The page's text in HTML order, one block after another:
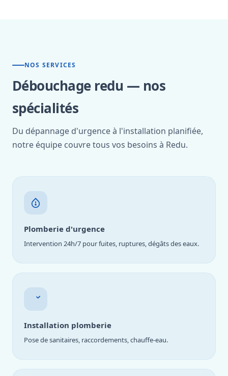
NOS SERVICES
Débouchage redu — nos
spécialités
Du dépannage d'urgence à l'installation planifiée,
notre équipe couvre tous vos besoins à Redu.
Plomberie d'urgence
Intervention 24h/7 pour fuites, ruptures, dégâts des eaux.
Installation plomberie
Pose de sanitaires, raccordements, chauffe-eau.